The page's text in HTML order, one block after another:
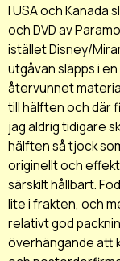
I USA och Kanada
och DVD av
istället Disney/
utgåvan släpps i
återvunnet
till hälften och där
jag aldrig tidigare
hälften så tjock
originellt och
särskilt hållbart.
lite i frakten, och
relativt god
överhängande att